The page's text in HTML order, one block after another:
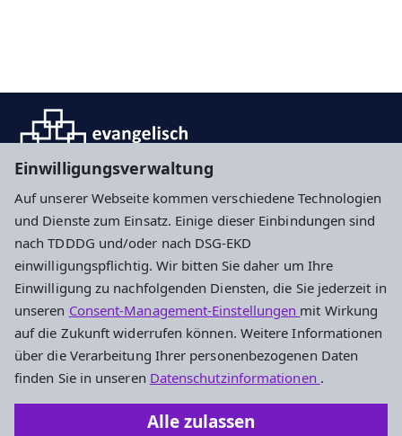
Einwilligungsverwaltung
Auf unserer Webseite kommen verschiedene Technologien
und Dienste zum Einsatz. Einige dieser Einbindungen sind
nach TDDDG und/oder nach DSG-EKD
einwilligungspflichtig. Wir bitten Sie daher um Ihre
Einwilligung zu nachfolgenden Diensten, die Sie jederzeit in
unseren Consent-Management-Einstellungen mit Wirkung
auf die Zukunft widerrufen können. Weitere Informationen
über die Verarbeitung Ihrer personenbezogenen Daten
finden Sie in unseren Datenschutzinformationen .
Alle zulassen
Impressum Datenschutz Cookie-Einstellungen
Adresse
Rechnungsprüfungsamt der EKHN
Elisabethenstraße 51
64283 Darmstadt
Telefon 06151 / 3635-0